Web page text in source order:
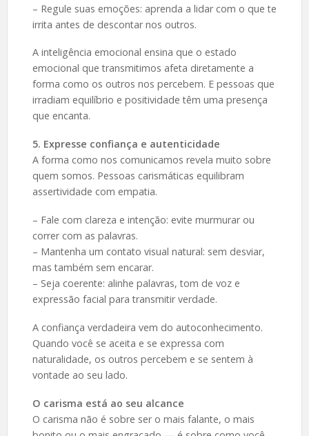
– Regule suas emoções: aprenda a lidar com o que te
irrita antes de descontar nos outros.
A inteligência emocional ensina que o estado
emocional que transmitimos afeta diretamente a
forma como os outros nos percebem. E pessoas que
irradiam equilíbrio e positividade têm uma presença
que encanta.
5. Expresse confiança e autenticidade
A forma como nos comunicamos revela muito sobre
quem somos. Pessoas carismáticas equilibram
assertividade com empatia.
– Fale com clareza e intenção: evite murmurar ou
correr com as palavras.
– Mantenha um contato visual natural: sem desviar,
mas também sem encarar.
– Seja coerente: alinhe palavras, tom de voz e
expressão facial para transmitir verdade.
A confiança verdadeira vem do autoconhecimento.
Quando você se aceita e se expressa com
naturalidade, os outros percebem e se sentem à
vontade ao seu lado.
O carisma está ao seu alcance
O carisma não é sobre ser o mais falante, o mais